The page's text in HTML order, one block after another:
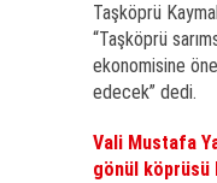
Taşköprü
“Taşköprü
ekonomisine
edecek” dedi.
Vali Mustafa
gönül